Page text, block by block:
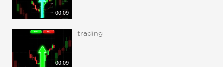
00:09
00:09
trading